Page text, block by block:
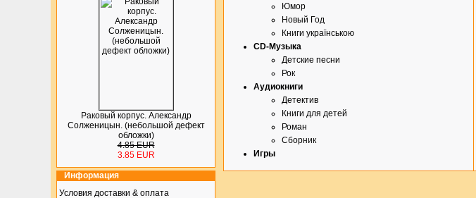
Раковый корпус. Александр
Солженицын. (небольшой дефект
обложки)
4.85 EUR
3.85 EUR
Информация
Условия доставки & оплата
Юмор
Новый Год
Книги українською
CD-Музыка
Детские песни
Рок
Аудиокниги
Детектив
Книги для детей
Роман
Сборник
Игры